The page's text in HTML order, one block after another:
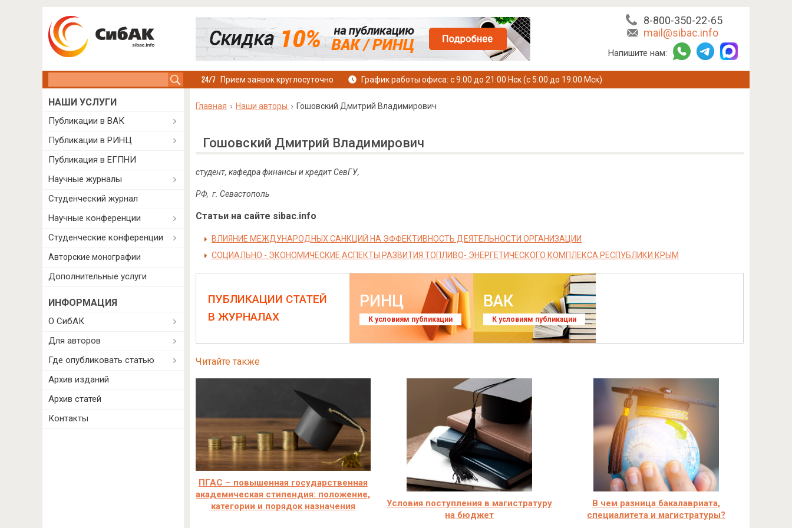
8-800-350-22-65
mail@sibac.info
Напишите нам:
Прием заявок круглосуточно График работы офиса: с 9:00 до 21:00 Нск (с 5:00 до 19:00 Мск)
Главная Наши авторы Гошовский Дмитрий Владимирович
Гошовский Дмитрий Владимирович
студент, кафедра финансы и кредит СевГУ,
РФ, г. Севастополь
Статьи на сайте sibac.info
ВЛИЯНИЕ МЕЖДУНАРОДНЫХ САНКЦИЙ НА ЭФФЕКТИВНОСТЬ ДЕЯТЕЛЬНОСТИ ОРГАНИЗАЦИИ
СОЦИАЛЬНО - ЭКОНОМИЧЕСКИЕ АСПЕКТЫ РАЗВИТИЯ ТОПЛИВО- ЭНЕРГЕТИЧЕСКОГО КОМПЛЕКСА РЕСПУБЛИКИ КРЫМ
ПУБЛИКАЦИИ СТАТЕЙ
В ЖУРНАЛАХ
РИНЦ
К условиям публикации
ВАК
К условиям публикации
Читайте также
ПГАС – повышенная государственная
академическая стипендия: положение,
категории и порядок назначения
Условия поступления в магистратуру
на бюджет
В чем разница бакалавриата,
специалитета и магистратуры?
НАШИ УСЛУГИ
Публикации в ВАК
Публикации в РИНЦ
Публикация в ЕГПНИ
Научные журналы
Студенческий журнал
Научные конференции
Студенческие конференции
Авторские монографии
Дополнительные услуги
ИНФОРМАЦИЯ
О СибАК
Для авторов
Где опубликовать статью
Архив изданий
Архив статей
Контакты